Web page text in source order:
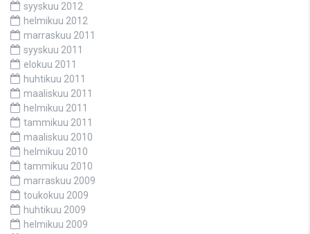
syyskuu 2012
helmikuu 2012
marraskuu 2011
syyskuu 2011
elokuu 2011
huhtikuu 2011
maaliskuu 2011
helmikuu 2011
tammikuu 2011
maaliskuu 2010
helmikuu 2010
tammikuu 2010
marraskuu 2009
toukokuu 2009
huhtikuu 2009
helmikuu 2009